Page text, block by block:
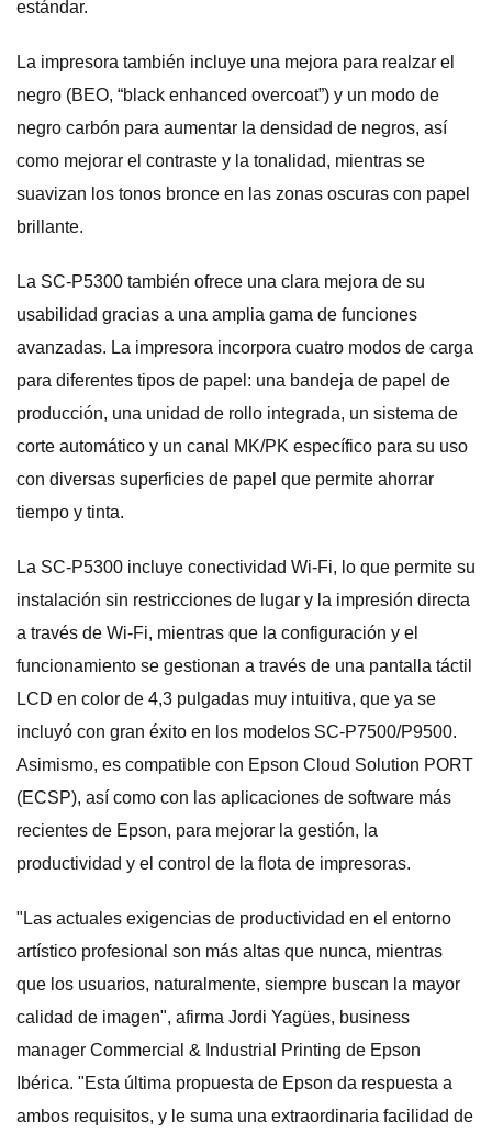
estándar.
La impresora también incluye una mejora para realzar el
negro (BEO, “black enhanced overcoat”) y un modo de
negro carbón para aumentar la densidad de negros, así
como mejorar el contraste y la tonalidad, mientras se
suavizan los tonos bronce en las zonas oscuras con papel
brillante.
La SC-P5300 también ofrece una clara mejora de su
usabilidad gracias a una amplia gama de funciones
avanzadas. La impresora incorpora cuatro modos de carga
para diferentes tipos de papel: una bandeja de papel de
producción, una unidad de rollo integrada, un sistema de
corte automático y un canal MK/PK específico para su uso
con diversas superficies de papel que permite ahorrar
tiempo y tinta.
La SC-P5300 incluye conectividad Wi-Fi, lo que permite su
instalación sin restricciones de lugar y la impresión directa
a través de Wi-Fi, mientras que la configuración y el
funcionamiento se gestionan a través de una pantalla táctil
LCD en color de 4,3 pulgadas muy intuitiva, que ya se
incluyó con gran éxito en los modelos SC-P7500/P9500.
Asimismo, es compatible con Epson Cloud Solution PORT
(ECSP), así como con las aplicaciones de software más
recientes de Epson, para mejorar la gestión, la
productividad y el control de la flota de impresoras.
"Las actuales exigencias de productividad en el entorno
artístico profesional son más altas que nunca, mientras
que los usuarios, naturalmente, siempre buscan la mayor
calidad de imagen", afirma Jordi Yagües, business
manager Commercial & Industrial Printing de Epson
Ibérica. "Esta última propuesta de Epson da respuesta a
ambos requisitos, y le suma una extraordinaria facilidad de